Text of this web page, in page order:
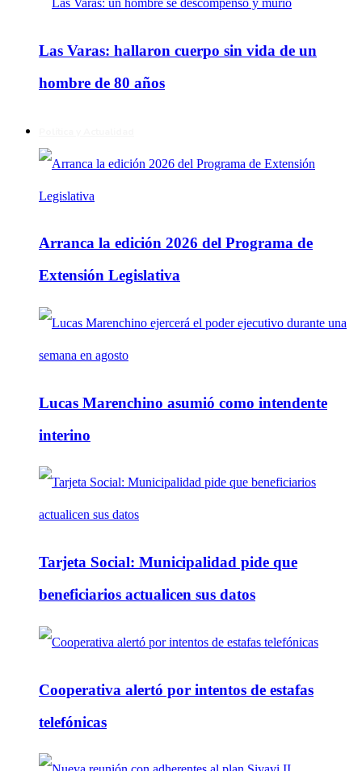
Las Varas: hallaron cuerpo sin vida de un
hombre de 80 años
Arranca la edición 2026 del Programa de
Extensión Legislativa
Lucas Marenchino asumió como intendente
interino
Tarjeta Social: Municipalidad pide que
beneficiarios actualicen sus datos
Cooperativa alertó por intentos de estafas
telefónicas